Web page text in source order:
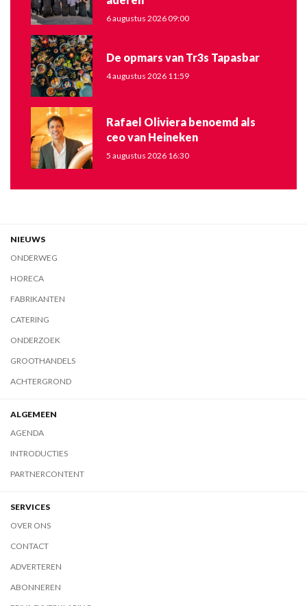
6 augustus 2026 09:00
De opmars van Tr3s Tapasbar
4 augustus 2026 11:59
Rafael Oliviera benoemd als
ceo van Heineken
5 augustus 2026 16:30
NIEUWS
ONDERWEG
HORECA
FABRIKANTEN
CATERING
ONDERZOEK
GROOTHANDELS
ACHTERGROND
ALGEMEEN
AGENDA
INTRODUCTIES
PARTNERCONTENT
SERVICES
OVER ONS
CONTACT
ADVERTEREN
ABONNEREN